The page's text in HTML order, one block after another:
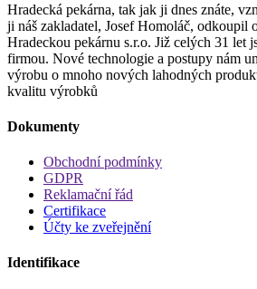
Hradecká pekárna, tak jak ji dnes znáte,
ji náš zakladatel, Josef Homoláč, odkoupil
Hradeckou pekárnu s.r.o. Již celých 31 let
firmou. Nové technologie a postupy nám
výrobu o mnoho nových lahodných
kvalitu výrobků
Dokumenty
Obchodní podmínky
GDPR
Reklamační řád
Certifikace
Účty ke zveřejnění
Identifikace